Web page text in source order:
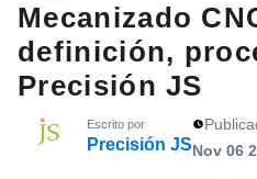
Mecanizado
definición,
Precisión JS
Escrito por
Precisión JSNov 06